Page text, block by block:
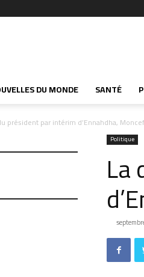
DU MONDE SANTÉ
président par intérim d’Ennahdha,
Politique
La